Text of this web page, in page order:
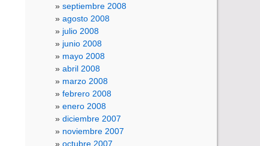
septiembre 2008
agosto 2008
julio 2008
junio 2008
mayo 2008
abril 2008
marzo 2008
febrero 2008
enero 2008
diciembre 2007
noviembre 2007
octubre 2007